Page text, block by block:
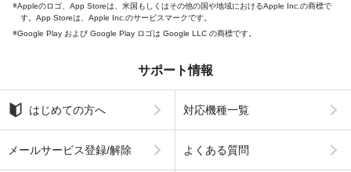
Appleのロゴ、App Storeは、米国もしくはその他の国や地域におけるApple Inc.の商標で
す。App Storeは、Apple Inc.のサービスマークです。
Google Play および Google Play ロゴは Google LLC の商標です。
サポート情報
はじめての方へ 対応機種一覧
メールサービス登録/解除 よくある質問